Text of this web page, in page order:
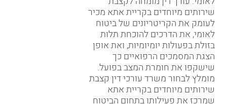
שירותים מיוחדים בקריית אתא מכיר
לעומק את הקריטריונים של ביטוח
לאומי, את הדרכים להוכחת תלות
בזולת בפעולות יומיומיות, ואת אופן
הצגת המסמכים הרפואיים כך
שישקפו את חומרת המצב בפועל.
מומלץ לבחור משרד עורכי דין קצבת
שירותים מיוחדים בקריית אתא
שמרכז את פעילותו בתחום הביטוח